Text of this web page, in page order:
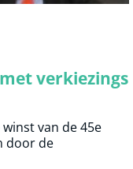
verkiezings
van de 45e
door de